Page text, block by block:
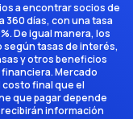
a encontrar socios de
360 días, con una tasa
De igual manera, los
tasas de interés,
y otros beneficios
Mercado
costo final que el
que pagar depende
información